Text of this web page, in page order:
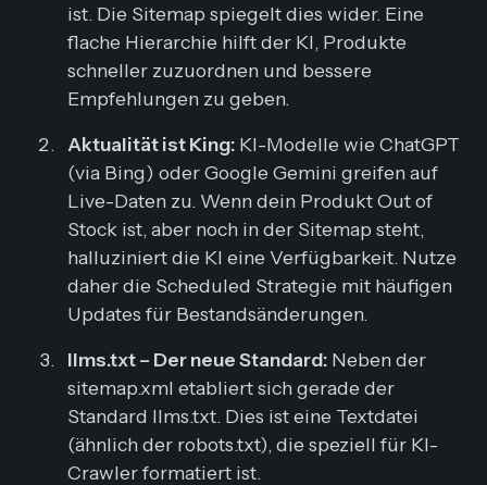
ist. Die Sitemap spiegelt dies wider. Eine
flache Hierarchie hilft der KI, Produkte
schneller zuzuordnen und bessere
Empfehlungen zu geben.
Aktualität ist King: KI-Modelle wie ChatGPT
(via Bing) oder Google Gemini greifen auf
Live-Daten zu. Wenn dein ProduktOut of
Stock ist, aber noch in der Sitemap steht,
halluziniert die KI eine Verfügbarkeit. Nutze
daher die Scheduled Strategie mit häufigen
Updates für Bestandsänderungen.
llms.txt – Der neue Standard: Neben der
sitemap.xml etabliert sich gerade der
Standard llms.txt. Dies ist eine Textdatei
(ähnlich der robots.txt), die speziell für KI-
Crawler formatiert ist.